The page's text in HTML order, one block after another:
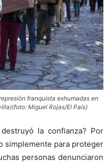
franquista exhumadas en
Miguel Rojas/El País)
la confianza? Por
simplemente para proteger
personas denunciaron